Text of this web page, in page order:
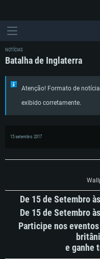
NOTÍCIAS
Batalha de Inglaterra
Atenção! Formato de
exibido corretamente.
15 setembro 2017
De 15 de Setembro
De 15 de Setembro
Participe nos
e ganhe